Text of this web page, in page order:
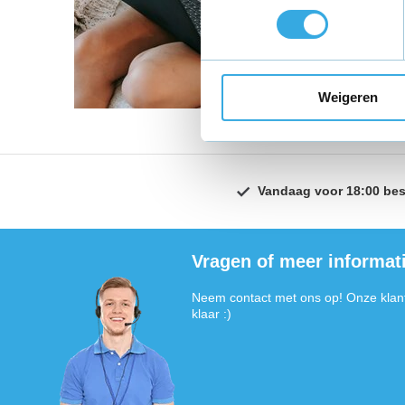
Weigeren
Vandaag voor 18:00
Vragen of meer
Neem contact met ons op! Onze
klaar :)